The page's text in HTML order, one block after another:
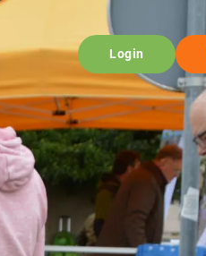
Login